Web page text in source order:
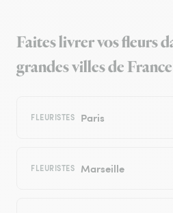
Faites livrer vos fleurs
grandes villes de France
FLEURISTES Paris
FLEURISTES Marseille